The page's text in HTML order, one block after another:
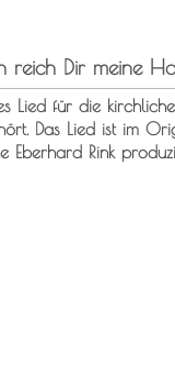
reich Dir meine
Lied für die
Das Lied ist im
Eberhard Rink